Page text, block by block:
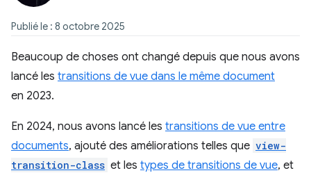
Publié le : 8 octobre 2025
Beaucoup de choses ont changé depuis que nous avons
lancé les transitions de vue dans le même document
en 2023.
En 2024, nous avons lancé les transitions de vue entre
documents, ajouté des améliorations telles que view-
transition-class et les types de transitions de vue, et